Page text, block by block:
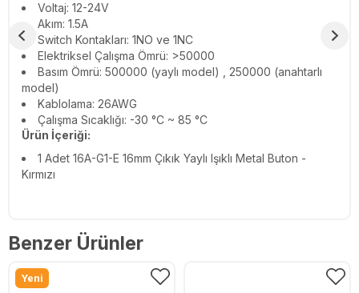
Voltaj: 12-24V
Akım: 1.5A
Switch Kontakları: 1NO ve 1NC
Elektriksel Çalışma Ömrü: >50000
Basım Ömrü: 500000 (yaylı model) , 250000 (anahtarlı
model)
Kablolama: 26AWG
Çalışma Sıcaklığı: -30 °C ~ 85 °C
Ürün İçeriği:
1 Adet 16A-G1-E 16mm Çıkık Yaylı Işıklı Metal Buton -
Kırmızı
Benzer Ürünler
Yeni